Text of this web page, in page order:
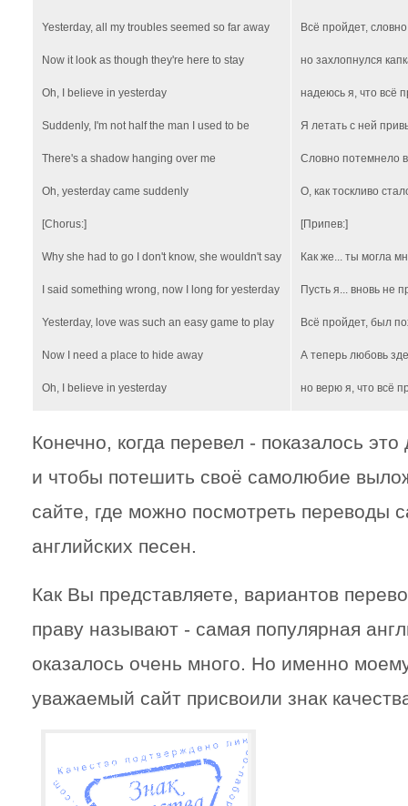
Yesterday, all my troubles seemed so far away
Now it look as though they're here to stay
Oh, I believe in yesterday
Suddenly, I'm not half the man I used to be
There's a shadow hanging over me
Oh, yesterday came suddenly
[Chorus:]
Why she had to go I don't know, she wouldn't say
I said something wrong, now I long for yesterday
Yesterday, love was such an easy game to play
Now I need a place to hide away
Oh, I believe in yesterday
Всё пройдет,
но захлопнулся
надеюсь я, что всё
Я летать с ней
Словно потемнело
О, как тоскливо
[Припев:]
Как же... ты могла
Пусть я... вновь не
Всё пройдет, был
А теперь любовь
но верю я, что всё
Конечно, когда перевел - показалось
и чтобы потешить своё самолюбие
сайте, где можно посмотреть переводы
английских песен.
Как Вы представляете, вариантов
праву называют - самая популярная
оказалось очень много. Но именно
уважаемый сайт присвоили знак